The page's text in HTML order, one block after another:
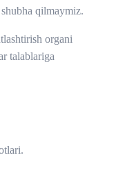
qilmaymiz.
organi
talablariga